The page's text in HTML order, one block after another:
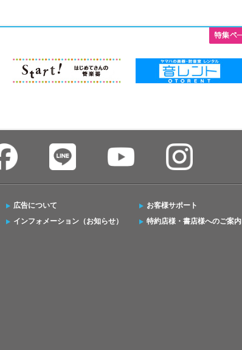
広告について
インフォメーション（お知らせ）
お客様サポート
特約店様・書店様へのご案内